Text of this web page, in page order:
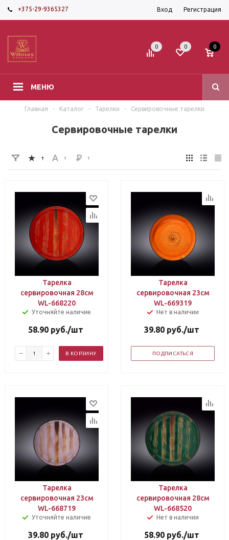
+375-29-9365327 Вход Регистрация
МЕНЮ
0 0 0
Главная - Каталог - Тарелки - Сервировочные тарелки
Сервировочные тарелки
Тарелка
сервировочная 28см
WL-668220
Уточняйте наличие
58.90 руб./шт
В КОРЗИНУ
Тарелка
сервировочная 23см
WL-669319
Нет в наличии
39.80 руб./шт
ПОДПИСАТЬСЯ
Тарелка
сервировочная 23см
WL-668719
Уточняйте наличие
39.80 руб./шт
Тарелка
сервировочная 28см
WL-668520
Нет в наличии
58.90 руб./шт